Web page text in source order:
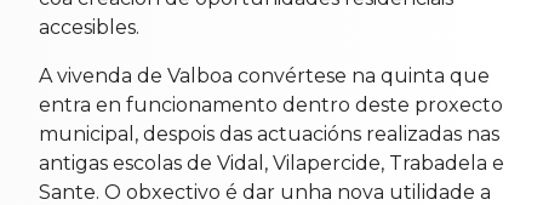
accesibles.
A vivenda de Valboa convértese na quinta que
entra en funcionamento dentro deste proxecto
municipal, despois das actuacións realizadas nas
antigas escolas de Vidal, Vilapercide, Trabadela e
Sante. O obxectivo é dar unha nova utilidade a